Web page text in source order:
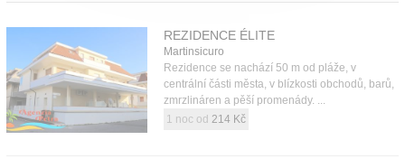
REZIDENCE ÉLITE
Martinsicuro
Rezidence se nachází 50 m od pláže, v
centrální části města, v blízkosti obchodů, barů,
zmrzlináren a pěší promenády. ...
1 noc od 214 Kč